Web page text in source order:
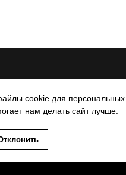
cookie для
нам делать сайт лучше.